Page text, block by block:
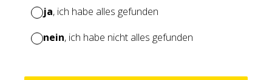
ja, ich habe alles gefunden
nein, ich habe nicht alles gefunden